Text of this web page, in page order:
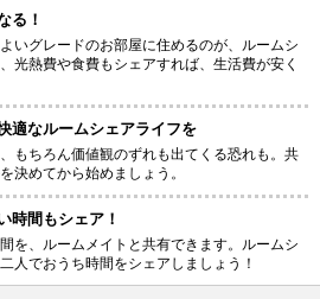
る！
いグレードのお部屋に住めるのが、ルームシ
光熱費や食費もシェアすれば、生活費が安く
適なルームシェアライフを
もちろん価値観のずれも出てくる恐れも。共
決めてから始めましょう。
時間もシェア！
を、ルームメイトと共有できます。ルームシ
人でおうち時間をシェアしましょう！